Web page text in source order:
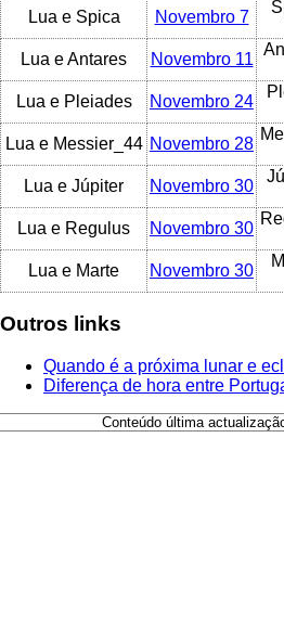
Lua e Spica
Novembro 7
Lua e Antares
Novembro 11
Lua e Pleiades
Novembro 24
Lua e Messier_44 Novembro 28
Lua e Júpiter
Novembro 30
Lua e Regulus
Novembro 30
Lua e Marte
Novembro 30
Outros links
Quando é a próxima lunar e
Diferença de hora entre
Conteúdo última